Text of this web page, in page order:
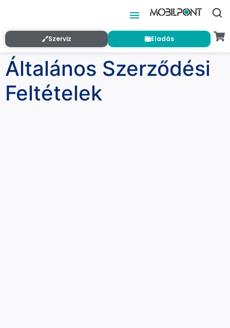
Szerviz Eladás
Általános Szerződési
Feltételek